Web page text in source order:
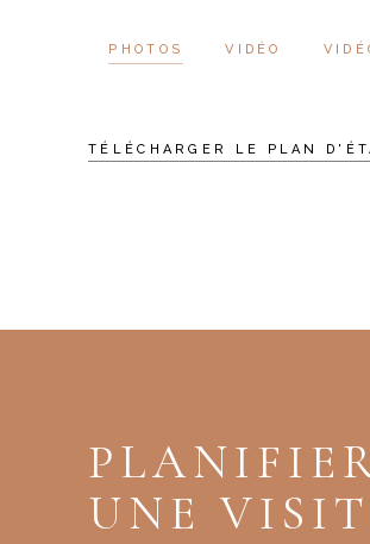
PHOTOS VIDÉO
TÉLÉCHARGER LE PLAN
UNE